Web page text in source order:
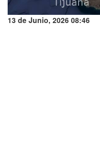
13 de Junio, 2026 08:46